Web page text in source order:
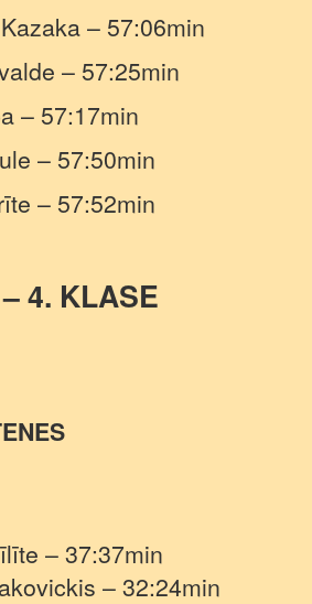
– 57:06min
– 57:25min
– 57:17min
– 57:50min
– 57:52min
4. KLASE
– 37:37min
– 32:24min